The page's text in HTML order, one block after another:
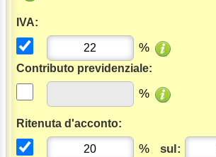
IVA:
%
Contributo previdenziale:
%
Ritenuta d'acconto:
% sul: